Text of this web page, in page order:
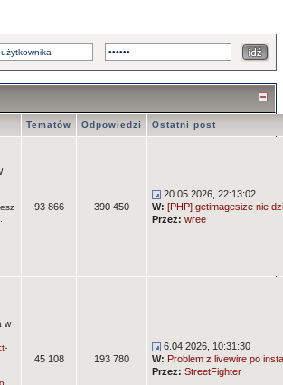
Tematów Odpowiedzi Ostatni post
93 866 390 450
20.05.2026, 22:13:02
W: [PHP] getimagesize nie
Przez: wree
w
45 108 193 780
6.04.2026, 10:31:30
W: Problem z livewire po
Przez: StreetFighter